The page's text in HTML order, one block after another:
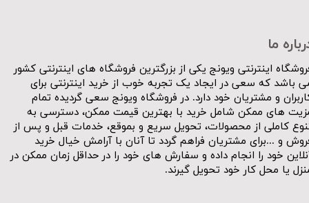
ما
اینترنتی ویونج یکی از بزرگترین فروشگاه های اینترنتی کشور
باشد که سعی در ایجاد یک تجربه خوب از خرید اینترنتی برای
و مشتریان خود دارد. در فروشگاه ویونج سعی گردیده تمام
های ممکن شامل خرید با بهترین قیمت ممکن، دسترسی به
کاملی از محصولات، تحویل سریع و بموقع، خدمات قبل و پس از
و ...برای مشتریان فراهم گردد تا آنان با آرامش خیال خرید
خود را انجام داده و سفارش های خود را در حداقل زمان ممکن در
یا محل کار خود تحویل گیرند.​​​​​​​